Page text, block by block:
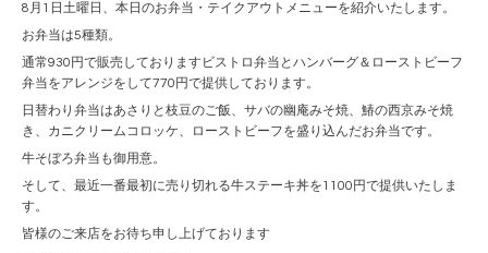
8月1日土曜日、本日のお弁当・テイクアウトメニューを紹介いたします。
お弁当は5種類。
通常930円で販売しておりますビストロ弁当とハンバーグ＆ローストビーフ
弁当をアレンジをして770円で提供しております。
日替わり弁当はあさりと枝豆のご飯、サバの幽庵みそ焼、鰆の西京みそ焼
き、カニクリームコロッケ、ローストビーフを盛り込んだお弁当です。
牛そぼろ弁当も御用意。
そして、最近一番最初に売り切れる牛ステーキ丼を1100円で提供いたしま
す。
皆様のご来店をお待ち申し上げております